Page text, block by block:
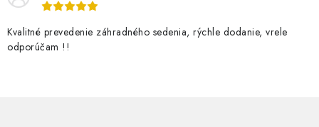
Kvalitné prevedenie záhradného sedenia, rýchle dodanie, vrele
odporúčam !!